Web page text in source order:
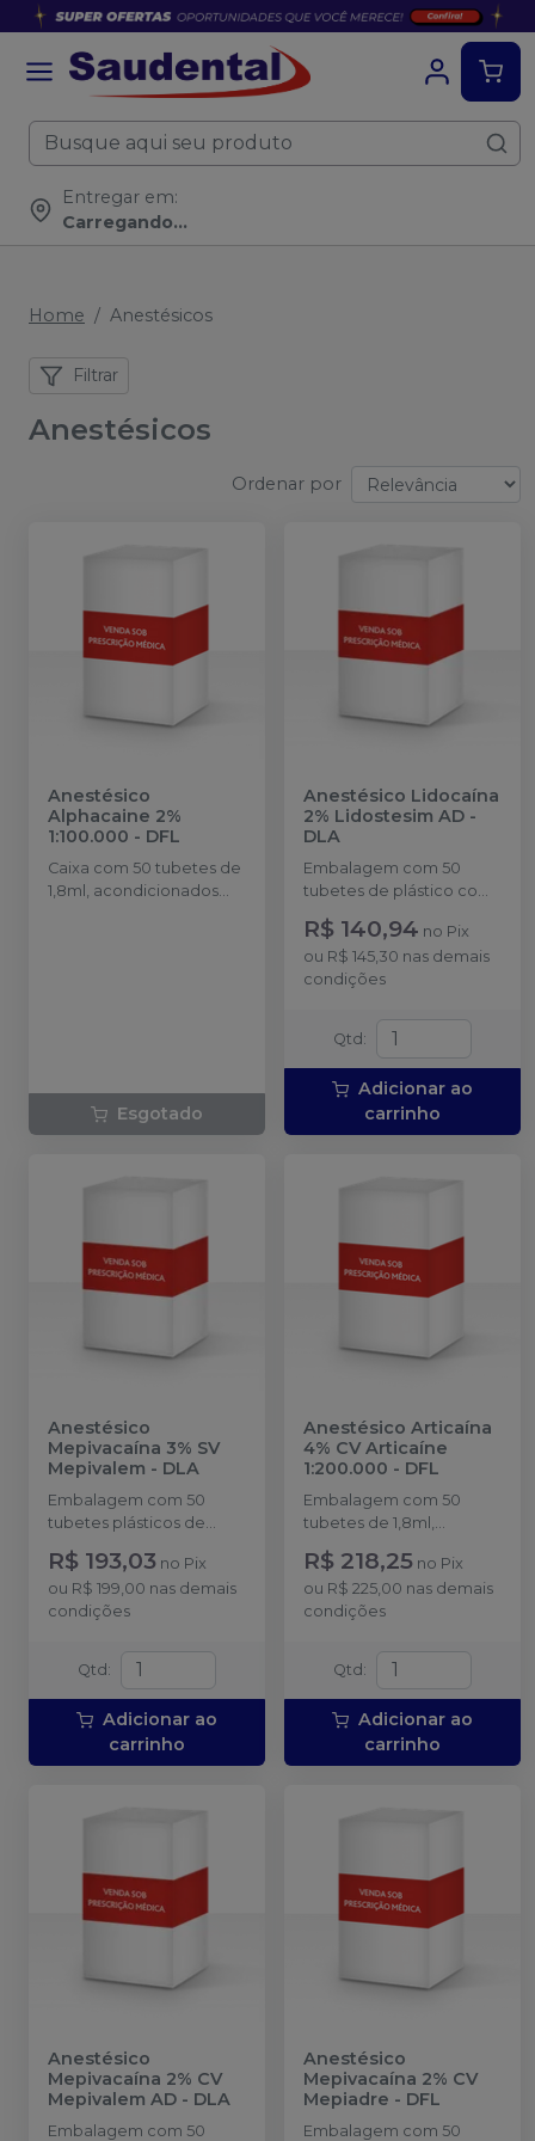
Entregar em:
Carregando...
Home Anestésicos
Filtrar
Anestésicos
Ordenar por
Anestésico
Alphacaine 2%
1:100.000 - DFL
Caixa com 50 tubetes de
1,8ml, acondicionados
Esgotado
Anestésico Lidocaína
2% Lidostesim AD -
DLA
Embalagem com 50
tubetes de plástico com
1,8ml cada. Cloridrato de
Lidocaína com
Hemitartarato de
epinefrina.
R$ 140,94 no Pix
ou R$ 145,30 nas demais
condições
Qtd :
Adicionar ao
carrinho
Anestésico
Mepivacaína 3% SV
Mepivalem - DLA
Embalagem com 50
tubetes plásticos de
Mepivacaína sem
vasoconstritor. *Venda
sujeita à aprovação sob
R$ 193,03 no Pix
ou R$ 199,00 nas demais
condições
Qtd :
Adicionar ao
carrinho
Anestésico Articaína
4% CV Articaíne
1:200.000 - DFL
Embalagem com 50
tubetes de 1,8ml,
blisters lacrados com 10
tubetes cada. Cloridrato
de Articaína com
R$ 218,25 no Pix
ou R$ 225,00 nas demais
condições
Qtd :
Adicionar ao
carrinho
Anestésico
Mepivacaína 2% CV
Mepivalem AD - DLA
Embalagem com 50
Anestésico
Mepivacaína 2% CV
Mepiadre - DFL
Embalagem com 50